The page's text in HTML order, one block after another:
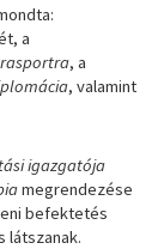
a
, a
, valamint
igazgatója
megrendezése
befektetés
látszanak.